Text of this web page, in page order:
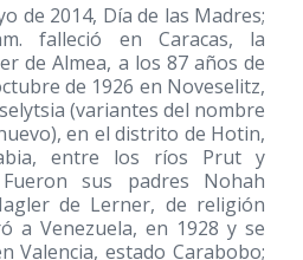
de 2014, Día de las Madres;
falleció en Caracas, la
de Almea, a los 87 años de
de 1926 en Noveselitz,
(variantes del nombre
en el distrito de Hotin,
entre los ríos Prut y
sus padres Nohah
de Lerner, de religión
a Venezuela, en 1928 y se
Valencia, estado Carabobo;